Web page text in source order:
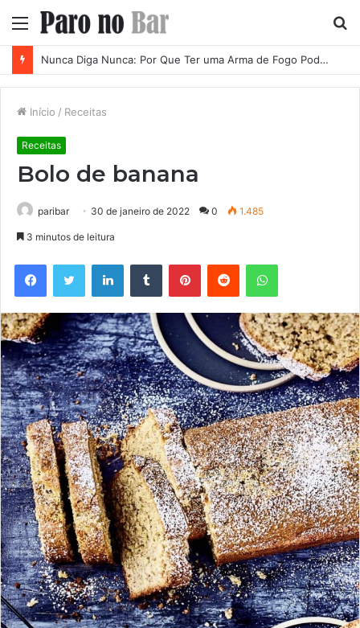
Menu
Nunca Diga Nunca: Por Que Ter uma Arma de Fogo Pode se Tornar uma Necessidade em Diferentes Momentos da Vida
Início / Receitas
Receitas
Bolo de banana
paribar 30 de janeiro de 2022 0 1.485
3 minutos de leitura
FacebookTwitter LinkedinTumblr PinterestReddit WhatsApp